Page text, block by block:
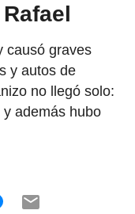
causó graves
y autos de
no llegó solo:
además hubo